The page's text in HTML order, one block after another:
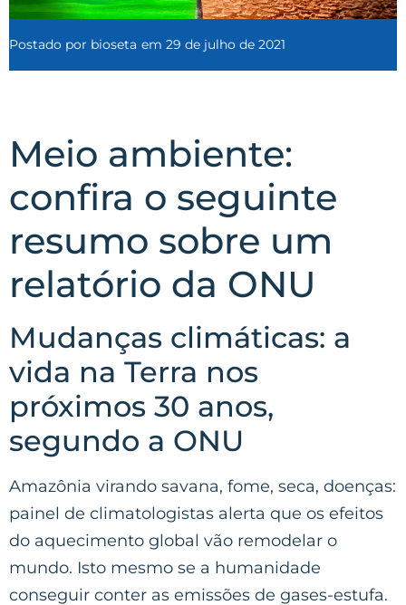
Postado por bioseta em 29 de julho de 2021
Meio ambiente:
confira o seguinte
resumo sobre um
relatório da ONU
Mudanças climáticas: a
vida na Terra nos
próximos 30 anos,
segundo a ONU
Amazônia virando savana, fome, seca, doenças:
painel de climatologistas alerta que os efeitos
do aquecimento global vão remodelar o
mundo. Isto mesmo se a humanidade
conseguir conter as emissões de gases-estufa.